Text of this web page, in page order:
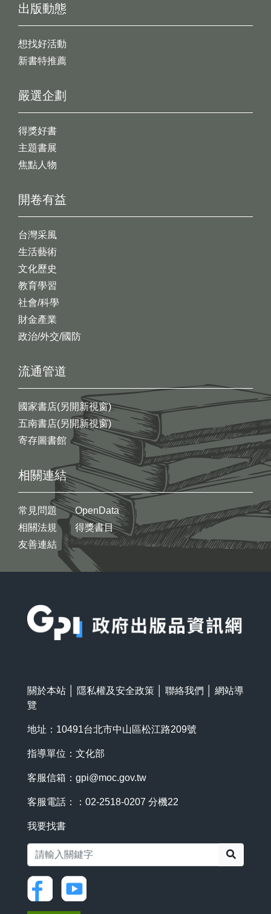
出版動態
想找好活動
新書特推薦
開卷有益
台灣采風
生活藝術
文化歷史
教育學習
社會/科學
財金產業
政治/外交/國防
嚴選企劃
得獎好書
主題書展
焦點人物
流通管道
國家書店(另開新視窗)
五南書店(另開新視窗)
寄存圖書館
相關連結
常見問題
相關法規
友善連結
OpenData
得獎書目
關於本站 隱私權及安全政策 聯絡我們
網站導
覽
地址：10491台北市中山區松江路209號
指導單位：文化部
客服信箱： gpi@moc.gov.tw
客服電話：：02-2518-0207 分機22
我要找書